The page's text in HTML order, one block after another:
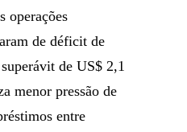
operações
de déficit de
de US$ 2,1
menor pressão de
entre